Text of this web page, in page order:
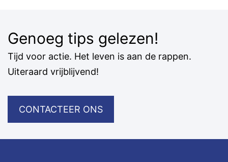
Genoeg tips gelezen!
Tijd voor actie. Het leven is aan de rappen.
Uiteraard vrijblijvend!
CONTACTEER ONS